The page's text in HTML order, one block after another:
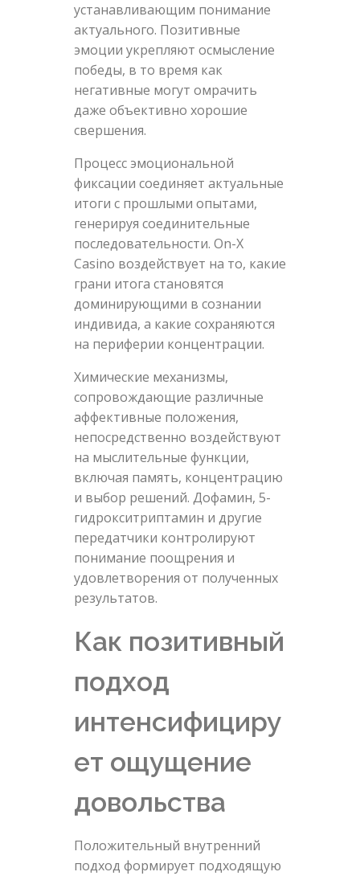
устанавливающим понимание
актуального. Позитивные
эмоции укрепляют осмысление
победы, в то время как
негативные могут омрачить
даже объективно хорошие
свершения.
Процесс эмоциональной
фиксации соединяет актуальные
итоги с прошлыми опытами,
генерируя соединительные
последовательности. On-X
Casino воздействует на то, какие
грани итога становятся
доминирующими в сознании
индивида, а какие сохраняются
на периферии концентрации.
Химические механизмы,
сопровождающие различные
аффективные положения,
непосредственно воздействуют
на мыслительные функции,
включая память, концентрацию
и выбор решений. Дофамин, 5-
гидрокситриптамин и другие
передатчики контролируют
понимание поощрения и
удовлетворения от полученных
результатов.
Как позитивный
подход
интенсифициру
ет ощущение
довольства
Положительный внутренний
подход формирует подходящую